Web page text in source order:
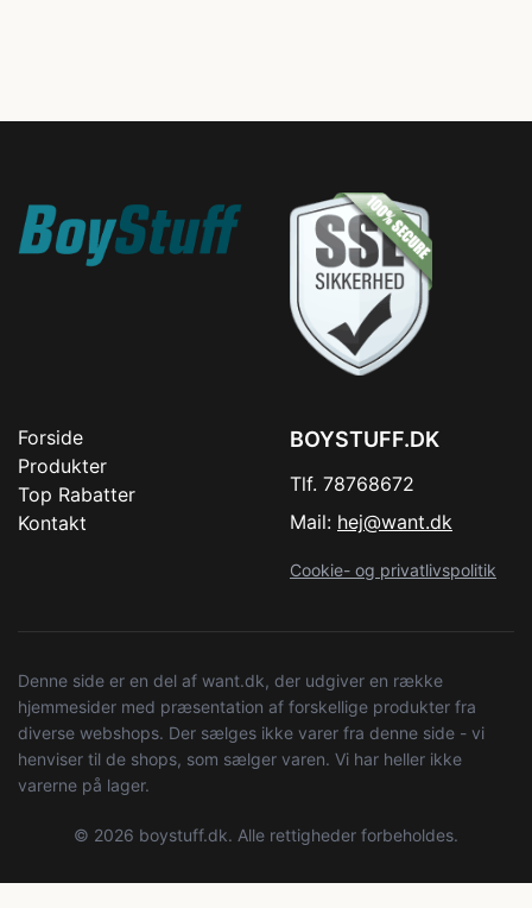
Forside
Produkter
Top Rabatter
Kontakt
BOYSTUFF.DK
Tlf. 78768672
Mail: hej@want.dk
Cookie- og privatlivspolitik
Denne side er en del af want.dk, der udgiver en række
hjemmesider med præsentation af forskellige produkter fra
diverse webshops. Der sælges ikke varer fra denne side - vi
henviser til de shops, som sælger varen. Vi har heller ikke
varerne på lager.
© 2026 boystuff.dk. Alle rettigheder forbeholdes.